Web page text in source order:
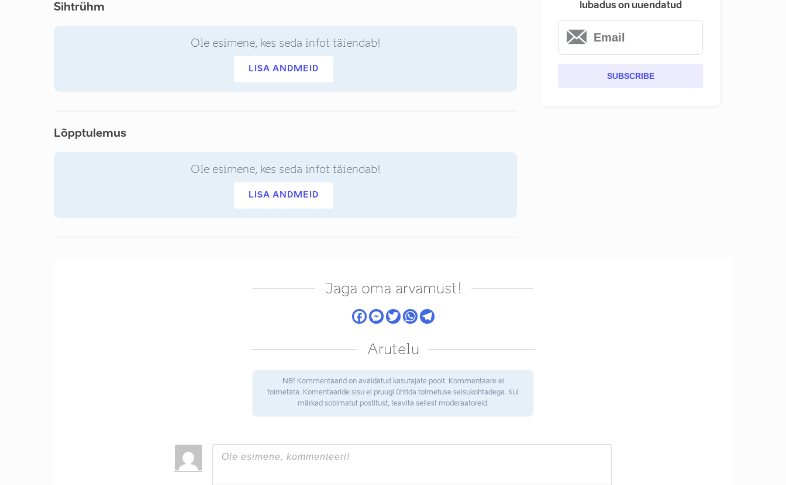
Sihtrühm
Ole esimene, kes seda infot täiendab!
LISA ANDMEID
Lõpptulemus
Ole esimene, kes seda infot täiendab!
LISA ANDMEID
lubadus on uuendatud
SUBSCRIBE
Jaga oma arvamust!
Arutelu
NB! Kommentaarid on avaldatud kasutajate poolt. Kommentaare ei
toimetata. Komentaaride sisu ei pruugi ühtida toimetuse seisukohtadega. Kui
märkad sobimatut postitust, teavita sellest moderaatoreid.